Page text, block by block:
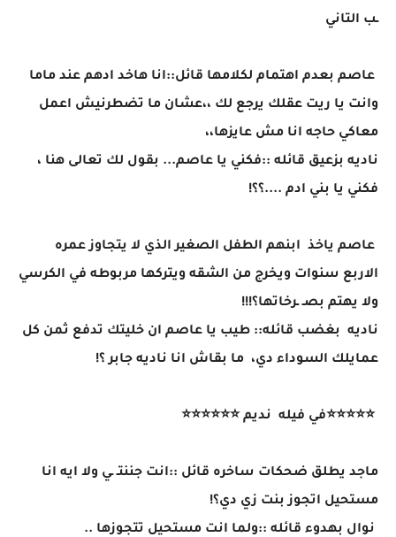
ـب التاني
عاصم بعدم اهتمام لكلامها قائل::انا هاخد ادهم عند ماما
وانت يا ريت عقلك يرجع لك ،،عشان ما تضطرنيش اعمل
معاكي حاجه انا مش عايزها،،
ناديه بزعيق قائله ::فكني يا عاصم... بقول لك تعالى هنا ،
فكني يا بني ادم ....؟؟!
عاصم ياخذ ابنهم الطفل الصغير الذي لا يتجاوز عمره
الاربع سنوات ويخرج من الشقه ويتركها مربوطه في الكرسي
ولا يهتم بصـ ـرخاتها؟!!!
ناديه بغضب قائله:: طيب يا عاصم ان خليتك تدفع ثمن كل
عمايلك السوداء دي، ما بقاش انا ناديه جابر ؟!
⭐⭐⭐⭐⭐في فيله نديم ⭐⭐⭐⭐⭐⭐
ماجد يطلق ضحكات ساخره قائل ::انت جننتـ ـي ولا ايه انا
مستحيل اتجوز بنت زي دي؟!
نوال بهدوء قائله ::ولما انت مستحيل تتجوزها ..